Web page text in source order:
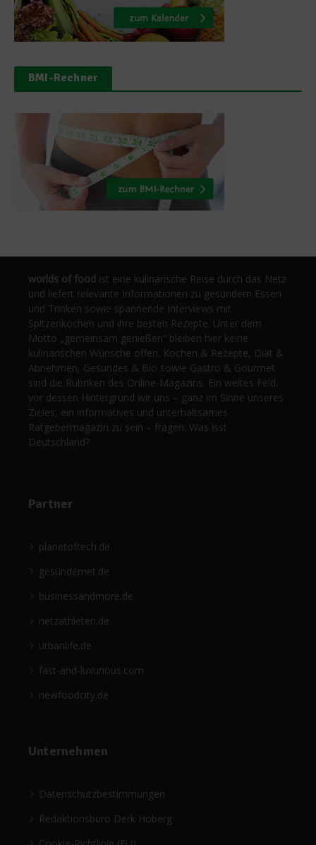
BMI-Rechner
worlds of food ist eine kulinarische Reise durch das Netz
und liefert relevante Informationen zu gesundem Essen
und Trinken sowie spannende Interviews mit
Spitzenköchen und ihre besten Rezepte. Unter dem
Motto „gemeinsam genießen“ bleiben hier keine
kulinarischen Wünsche offen. Kochen & Rezepte, Diät &
Abnehmen, Gesundes & Bio sowie Gastro & Gourmet
sind die Rubriken des Online-Magazins. Ein weites Feld,
vor dessen Hintergrund wir uns – ganz im Sinne unseres
Zieles, ein informatives und unterhaltsames
Ratgebermagazin zu sein – fragen: Was isst
Deutschland?
Partner
planetoftech.de
gesündernet.de
businessandmore.de
netzathleten.de
urbanlife.de
fast-and-luxurious.com
newfoodcity.de
Unternehmen
Datenschutzbestimmungen
Redaktionsbüro Derk Hoberg